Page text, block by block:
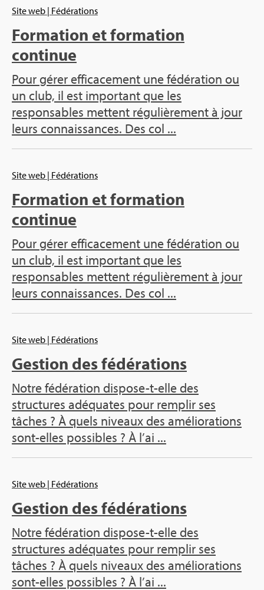
Site web | Fédérations
Formation et formation
continue
Pour gérer efficacement une fédération ou
un club, il est important que les
responsables mettent régulièrement à jour
leurs connaissances. Des col ...
Site web | Fédérations
Formation et formation
continue
Pour gérer efficacement une fédération ou
un club, il est important que les
responsables mettent régulièrement à jour
leurs connaissances. Des col ...
Site web | Fédérations
Gestion des fédérations
Notre fédération dispose-t-elle des
structures adéquates pour remplir ses
tâches ? À quels niveaux des améliorations
sont-elles possibles ? À l’ai ...
Site web | Fédérations
Gestion des fédérations
Notre fédération dispose-t-elle des
structures adéquates pour remplir ses
tâches ? À quels niveaux des améliorations
sont-elles possibles ? À l’ai ...